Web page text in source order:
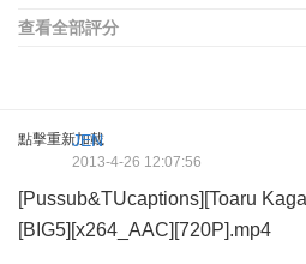
查看全部評分
點擊重新加載
JEN
2013-4-26 12:07:56
[Pussub&TUcaptions][Toaru
[BIG5][x264_AAC][720P].mp4